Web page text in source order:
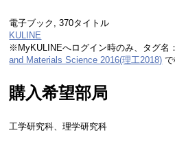
電子ブック, 370タイトル
KULINE
※MyKULINEへログイン時のみ、タグ名
and Materials Science 2016(理工2018)
購入希望部局
工学研究科、理学研究科